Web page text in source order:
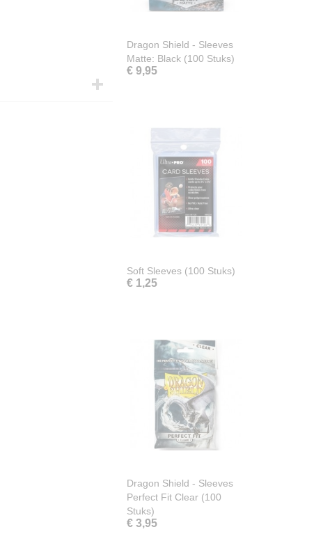
Dragon Shield - Sleeves
Matte: Black (100 Stuks)
€ 9,95
Soft Sleeves (100 Stuks)
€ 1,25
Dragon Shield - Sleeves
Perfect Fit Clear (100
Stuks)
€ 3,95